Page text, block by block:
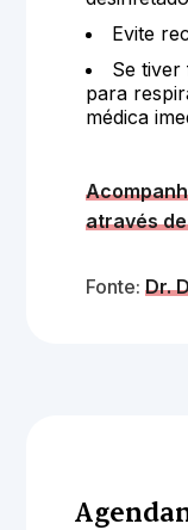
Evite
Se tiver
para
médica
através
Fonte:Dr.